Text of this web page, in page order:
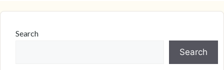
Search
Search